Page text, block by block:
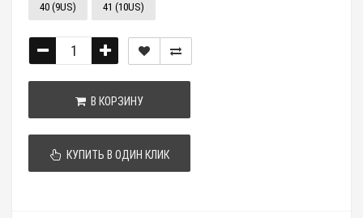
40 (9US) 41 (10US)
В КОРЗИНУ
КУПИТЬ В ОДИН КЛИК